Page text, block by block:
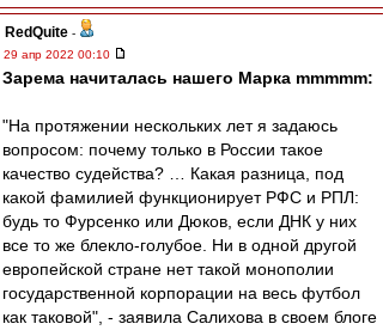
RedQuite -
29 апр 2022 00:10
Зарема начиталась нашего Марка mmmmm:
"На протяжении нескольких лет я задаюсь
вопросом: почему только в России такое
качество судейства? … Какая разница, под
какой фамилией функционирует РФС и РПЛ:
будь то Фурсенко или Дюков, если ДНК у них
все то же блекло-голубое. Ни в одной другой
европейской стране нет такой монополии
государственной корпорации на весь футбол
как таковой", - заявила Салихова в своем блоге